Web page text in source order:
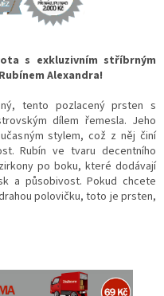
s exkluzivním stříbrným
Alexandra!
tento pozlacený prsten s
dílem řemesla. Jeho
stylem, což z něj činí
Rubín ve tvaru decentního
po boku, které dodávají
a působivost. Pokud chcete
polovičku, toto je prsten,